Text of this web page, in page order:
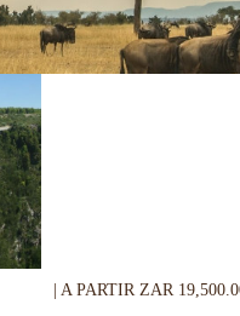
| A PARTIR ZAR